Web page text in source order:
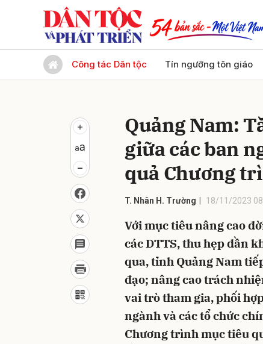
Công tác Dân tộc Tín ngưỡng tôn giáo
Quảng Nam:
giữa các ban
quả Chương
T. Nhân H. Trường 18/11/2023
Với mục tiêu nâng cao
các DTTS, thu hẹp dần
qua, tỉnh Quảng Nam
đạo; nâng cao trách
vai trò tham gia, phối
ngành và các tổ chức
Chương trình mục tiêu